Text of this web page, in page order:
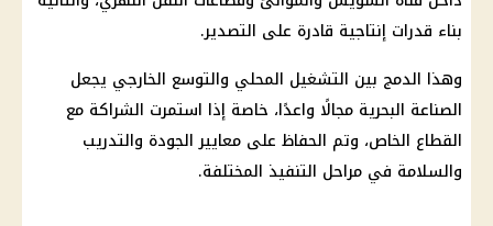
بناء قدرات إنتاجية قادرة على التصدير.
وهذا الدمج بين التشغيل المحلي والتوسع الخارجي يجعل
الصناعة البحرية مجالًا واعدًا، خاصة إذا استمرت الشراكة مع
القطاع الخاص، وتم الحفاظ على معايير الجودة والتدريب
والسلامة في مراحل التنفيذ المختلفة.